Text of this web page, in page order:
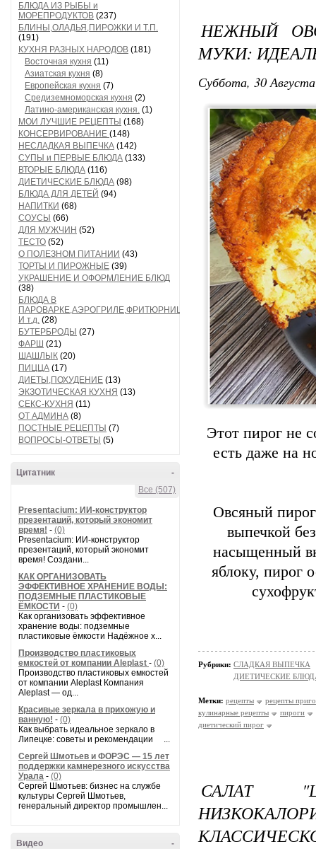
БЛЮДА ИЗ РЫБЫ и
МОРЕПРОДУКТОВ (237)
БЛИНЫ,ОЛАДЬЯ,ПИРОЖКИ И Т.П.
(191)
КУХНЯ РАЗНЫХ НАРОДОВ (181)
Восточная кухня (11)
Азиатская кухня (8)
Европейская кухня (7)
Средиземноморская кухня (2)
Латино-американская кухня. (1)
МОИ ЛУЧШИЕ РЕЦЕПТЫ (168)
КОНСЕРВИРОВАНИЕ (148)
НЕСЛАДКАЯ ВЫПЕЧКА (142)
СУПЫ и ПЕРВЫЕ БЛЮДА (133)
ВТОРЫЕ БЛЮДА (116)
ДИЕТИЧЕСКИЕ БЛЮДА (98)
БЛЮДА ДЛЯ ДЕТЕЙ (94)
НАПИТКИ (68)
СОУСЫ (66)
ДЛЯ МУЖЧИН (52)
ТЕСТО (52)
О ПОЛЕЗНОМ ПИТАНИИ (43)
ТОРТЫ И ПИРОЖНЫЕ (39)
УКРАШЕНИЕ И ОФОРМЛЕНИЕ БЛЮД
(38)
БЛЮДА В
ПАРОВАРКЕ,АЭРОГРИЛЕ,ФРИТЮРНИЦЕ
И т.д. (28)
БУТЕРБРОДЫ (27)
ФАРШ (21)
ШАШЛЫК (20)
ПИЦЦА (17)
ДИЕТЫ,ПОХУДЕНИЕ (13)
ЭКЗОТИЧЕСКАЯ КУХНЯ (13)
СЕКС-КУХНЯ (11)
ОТ АДМИНА (8)
ПОСТНЫЕ РЕЦЕПТЫ (7)
ВОПРОСЫ-ОТВЕТЫ (5)
-
Цитатник
Все (507)
Presentacium: ИИ‑конструктор
презентаций, который экономит
время! - (0)
Presentacium: ИИ‑конструктор
презентаций, который экономит
время! Создани...
КАК ОРГАНИЗОВАТЬ
ЭФФЕКТИВНОЕ ХРАНЕНИЕ ВОДЫ:
ПОДЗЕМНЫЕ ПЛАСТИКОВЫЕ
ЁМКОСТИ - (0)
Как организовать эффективное
хранение воды: подземные
пластиковые ёмкости Надёжное х...
Производство пластиковых
емкостей от компании Aleplast - (0)
Производство пластиковых емкостей
от компании Aleplast Компания
Aleplast — од...
Красивые зеркала в прихожую и
ванную! - (0)
Как выбрать идеальное зеркало в
Липецке: советы и рекомендации ...
Сергей Шмотьев и ФОРЭС — 15 лет
поддержки камнерезного искусства
Урала - (0)
Сергей Шмотьев: бизнес на службе
культуры Сергей Шмотьев,
генеральный директор промышлен...
-
Видео
НЕЖНЫЙ
МУКИ:
Суббота, 30
Этот пирог не
есть даже на
Овсяный
выпечкой
насыщенный
яблоку, пирог
Рубрики: СЛАДКАЯ ВЫПЕЧКА
ДИЕТИЧЕСКИЕ
Метки: рецепты
рецепты
кулинарные рецепты
пироги
диетический пирог
САЛАТ